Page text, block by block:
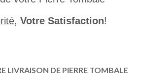
, Votre Satisfaction!
LIVRAISON DE PIERRE TOMBALE